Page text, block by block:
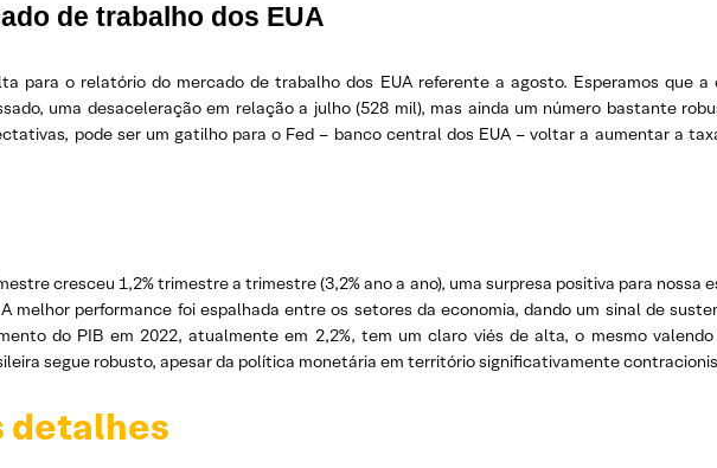
de trabalho dos EUA
para o relatório do mercado de trabalho dos EUA referente a agosto. Esperamos que a
uma desaceleração em relação a julho (528 mil), mas ainda um número bastante
pode ser um gatilho para o Fed – banco central dos EUA – voltar a aumentar a
cresceu 1,2% trimestre a trimestre (3,2% ano a ano), uma surpresa positiva para nossa
A melhor performance foi espalhada entre os setores da economia, dando um sinal de
do PIB em 2022, atualmente em 2,2%, tem um claro viés de alta, o mesmo
segue robusto, apesar da política monetária em território significativamente
detalhes